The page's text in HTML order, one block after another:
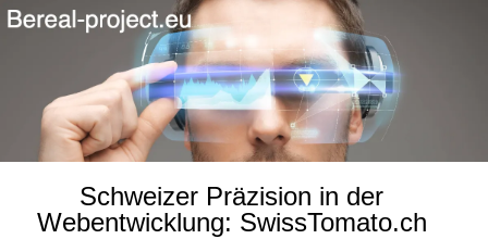
Schweizer Präzision in der
Webentwicklung: SwissTomato.ch